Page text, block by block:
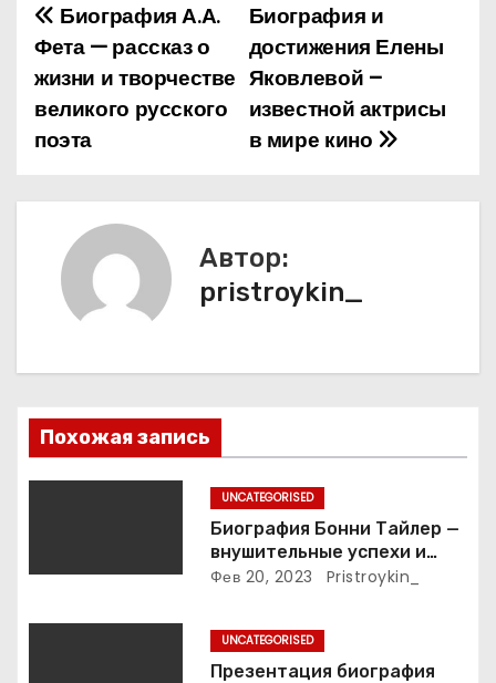
Н
а
в
г
п
о
а
п
Биография и
достижения Елены
Яковлевой –
известной актрисы
в мире кино
Биография А.А.
Фета — рассказ о
жизни и творчестве
великого русского
поэта
Автор:
pristroykin_
Похожая запись
UNCATEGORISED
Биография Бонни Тайлер —
внушительные успехи и
интимные подробности
Фев 20, 2023 Pristroykin_
UNCATEGORISED
Презентация биография